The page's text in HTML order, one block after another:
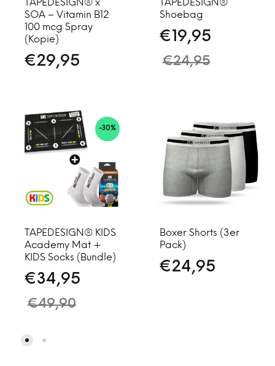
TAPEDESIGN® x
SOA – Vitamin B12
100 mcg Spray
(Kopie)
€29,95
TAPEDESIGN®
Shoebag
€ 19,95
€24,95
-30%
TAPEDESIGN® KIDS
Academy Mat +
KIDS Socks (Bundle)
€34,95
€49,90
Boxer Shorts (3er
Pack)
€24,95